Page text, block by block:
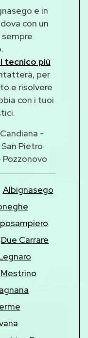
e in
con un
sempre
tecnico più
per
e risolvere
con i tuoi
-
Pietro
Pozzonovo
Albignasego
Due Carrare
Mestrino